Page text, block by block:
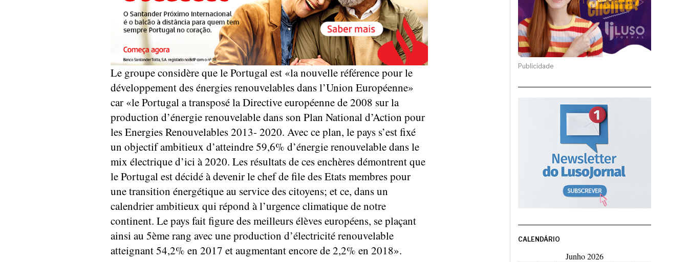
Le groupe considère que le Portugal est «la nouvelle référence pour le
développement des énergies renouvelables dans l’Union Européenne»
car «le Portugal a transposé la Directive européenne de 2008 sur la
production d’énergie renouvelable dans son Plan National d’Action pour
les Energies Renouvelables 2013- 2020. Avec ce plan, le pays s’est fixé
un objectif ambitieux d’atteindre 59,6% d’énergie renouvelable dans le
mix électrique d’ici à 2020. Les résultats de ces enchères démontrent que
le Portugal est décidé à devenir le chef de file des Etats membres pour
une transition énergétique au service des citoyens; et ce, dans un
calendrier ambitieux qui répond à l’urgence climatique de notre
continent. Le pays fait figure des meilleurs élèves européens, se plaçant
ainsi au 5ème rang avec une production d’électricité renouvelable
atteignant 54,2% en 2017 et augmentant encore de 2,2% en 2018».
Publicidade
CALENDÁRIO
Junho 2026